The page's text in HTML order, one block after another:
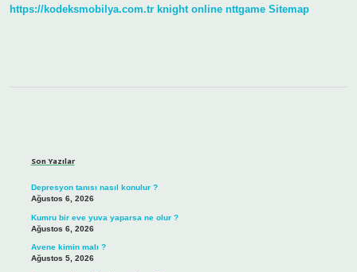
https://kodeksmobilya.com.tr knight online nttgame Sitemap
Son Yazılar
Depresyon tanısı nasıl konulur ?
Ağustos 6, 2026
Kumru bir eve yuva yaparsa ne olur ?
Ağustos 6, 2026
Avene kimin malı ?
Ağustos 5, 2026